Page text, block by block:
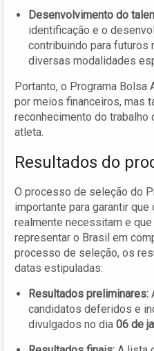
Desenvolvimento do
identificação e o
contribuindo para
diversas modalidades
Portanto, o Programa Bolsa
por meios financeiros, mas
reconhecimento do trabalho
atleta.
Resultados do
O processo de seleção do
importante para garantir
realmente necessitam e
representar o Brasil em
processo de seleção, os
datas estipuladas:
Resultados preliminares:
candidatos deferidos e
divulgados no dia 06 de